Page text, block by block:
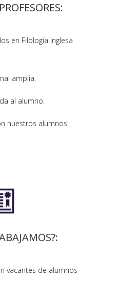
en Filología Inglesa
amplia.
al alumno.
nuestros alumnos.
vacantes de alumnos